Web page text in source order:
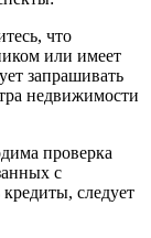
что
или имеет
запрашивать
недвижимости
проверка
с
следует